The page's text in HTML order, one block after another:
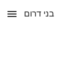
Skip to main content
בני דרום